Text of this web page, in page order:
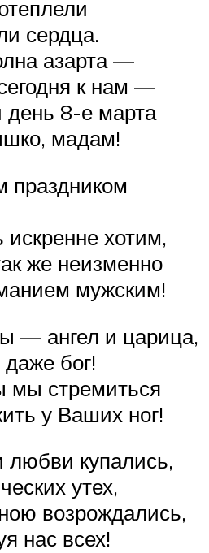
сердца.
азарта —
к нам —
день 8-е марта
мадам!
праздником
искренне хотим,
же неизменно
мужским!
— ангел и царица,
бог!
мы стремиться
у Ваших ног!
любви купались,
утех,
возрождались,
нас всех!